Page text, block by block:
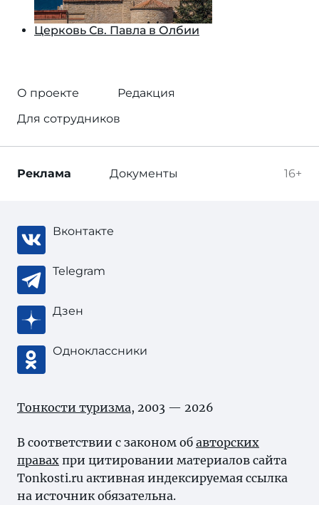
Церковь Св. Павла в Олбии
О проекте
Редакция
Для сотрудников
16+
Реклама Документы
Вконтакте
Telegram
Дзен
Одноклассники
Тонкости туризма, 2003 — 2026
В соответствии с законом об авторских
правах при цитировании материалов сайта
Tonkosti.ru активная индексируемая ссылка
на источник обязательна.